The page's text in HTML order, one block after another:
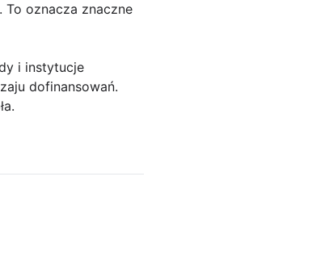
oznacza znaczne
i instytucje
dofinansowań.